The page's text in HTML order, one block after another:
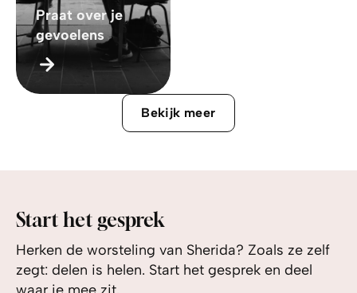
Praat over je
gevoelens
Bekijk meer
Start het gesprek
Herken de worsteling van Sherida? Zoals ze zelf
zegt: delen is helen. Start het gesprek en deel